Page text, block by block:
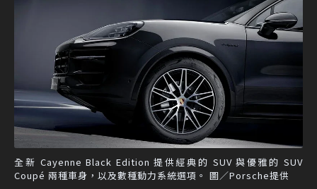
全新 Cayenne Black Edition 提供經典的 SUV 與優雅的 SUV
Coupé 兩種車身，以及數種動力系統選項。 圖／Porsche提供